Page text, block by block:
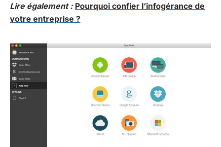
Lire également : Pourquoi confier l’infogérance de
votre entreprise ?